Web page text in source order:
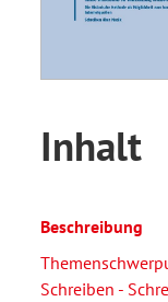
Inhalt
Beschreibung
Schreiben -